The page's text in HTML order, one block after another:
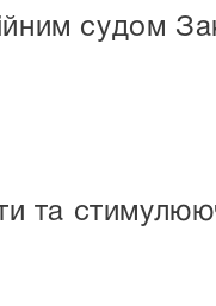
судом
та